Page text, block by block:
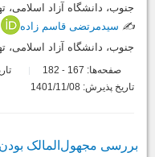
جنوب، دانشگاه آزاد اسلامی،
✍️ سیدمرتضی قاسم زاده
جنوب، دانشگاه آزاد اسلامی،
صفحه‌ها: 167
-
تاریخ پذیرش: 1401/11/08
بررسی مجهول‌المالک بودن